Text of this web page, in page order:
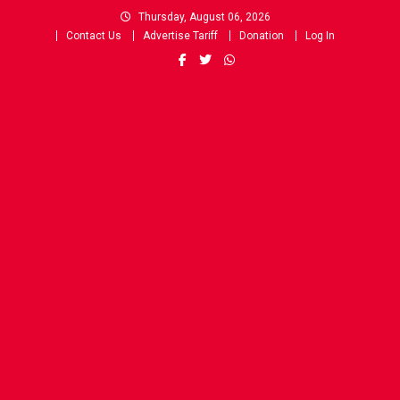
Thursday, August 06, 2026
Contact Us
Advertise Tariff Donation Log In